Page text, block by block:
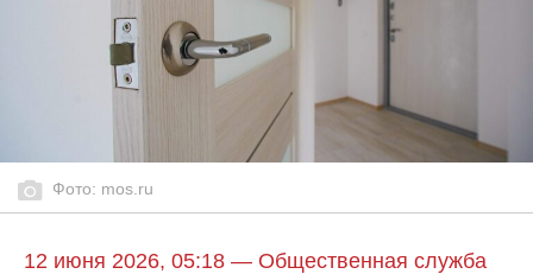
Фото: mos.ru
12 июня 2026, 05:18 — Общественная служба